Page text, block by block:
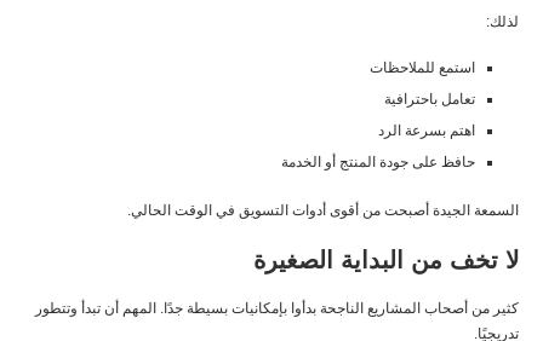
لذلك:
استمع للملاحظات
تعامل باحترافية
اهتم بسرعة الرد
حافظ على جودة المنتج أو الخدمة
السمعة الجيدة أصبحت من أقوى أدوات التسويق في الوقت الحالي.
لا تخف من البداية الصغيرة
كثير من أصحاب المشاريع الناجحة بدأوا بإمكانيات بسيطة جدًا. المهم أن تبدأ وتتطور
تدريجيًا.